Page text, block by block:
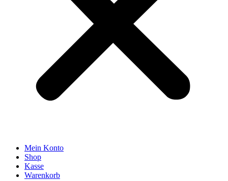
Mein Konto
Shop
Kasse
Warenkorb